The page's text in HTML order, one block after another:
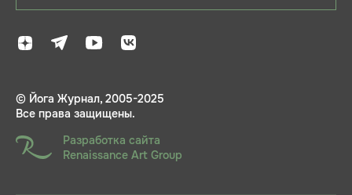
© Йога Журнал, 2005-2025
Все права защищены.
Разработка сайта
Renaissance Art Group